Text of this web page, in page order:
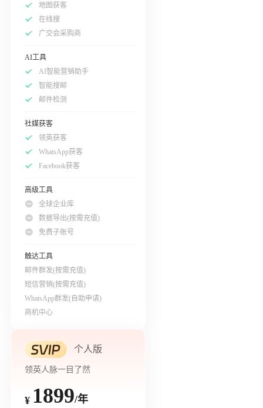
地图获客
在线搜
广交会采购商
AI工具
AI智能营销助手
智能搜邮
邮件检测
社媒获客
领英获客
WhatsApp获客
Facebook获客
高级工具
全球企业库
数据导出(按需充值)
免费子账号
触达工具
邮件群发(按需充值)
短信营销(按需充值)
WhatsApp群发(自助申请)
商机中心
个人版
领英人脉一目了然
¥ 1899/年